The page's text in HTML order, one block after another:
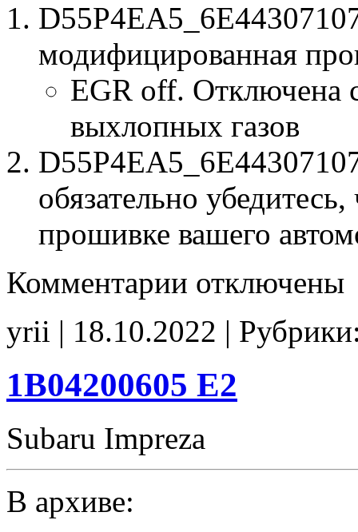
модифицированная
EGR off. Отключена
выхлопных газов
обязательно
прошивке вашего
Комментарии записи
EGR_off
отключены
yrii | 18.10.2022 |
1B04200605 E2
Subaru Impreza
В архиве: